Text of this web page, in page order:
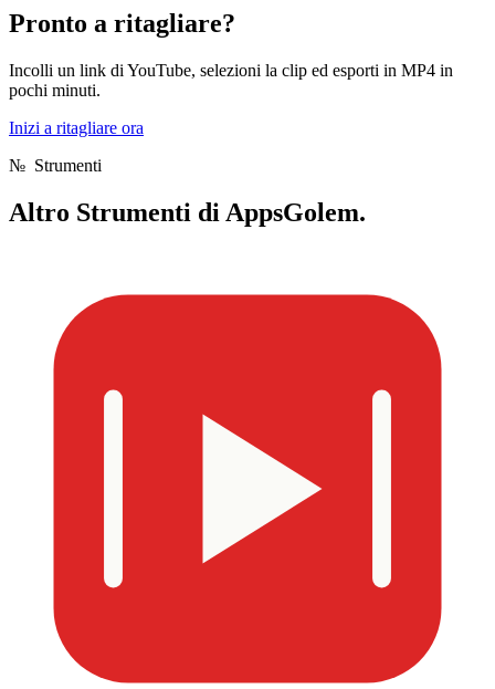
Pronto a ritagliare?
Incolli un link di YouTube, selezioni la clip ed esporti in MP4 in
pochi minuti.
Inizi a ritagliare ora
№ Strumenti
Altro Strumenti di AppsGolem.